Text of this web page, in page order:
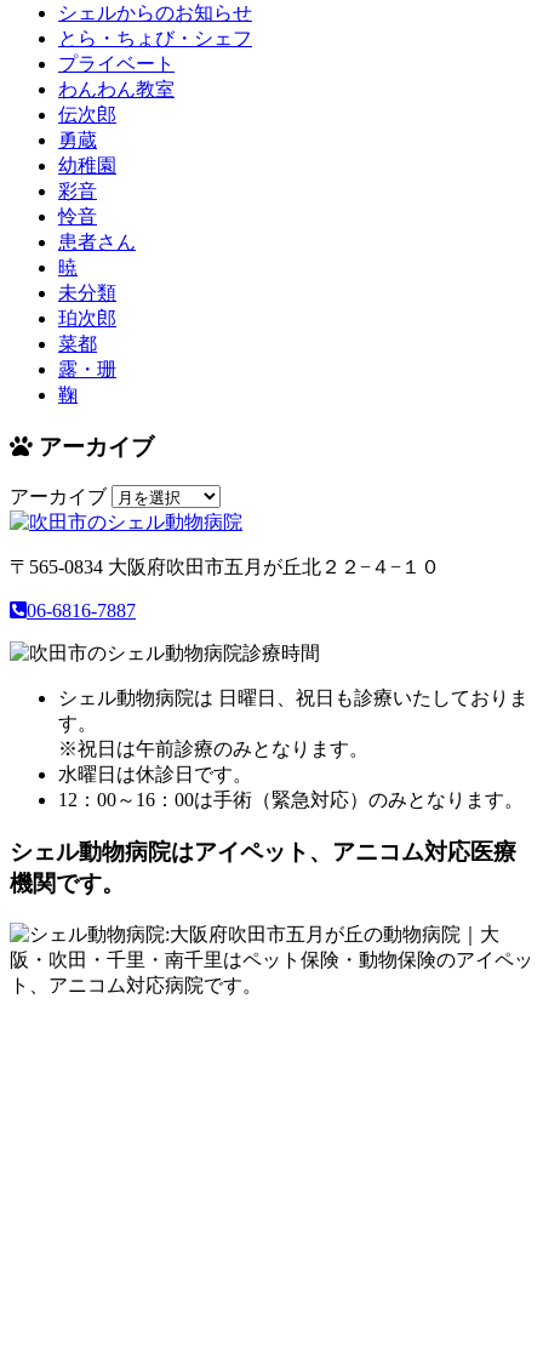
シェルからのお知らせ
とら・ちょび・シェフ
プライベート
わんわん教室
伝次郎
勇蔵
幼稚園
彩音
怜音
患者さん
暁
未分類
珀次郎
菜都
露・珊
鞠
アーカイブ
アーカイブ
〒565-0834 大阪府吹田市五月が丘北２２−４−１０
06-6816-7887
シェル動物病院は 日曜日、祝日も診療いたしておりま
す。
※祝日は午前診療のみとなります。
水曜日は休診日です。
12：00～16：00は手術（緊急対応）のみとなります。
シェル動物病院はアイペット、アニコム対応医療
機関です。